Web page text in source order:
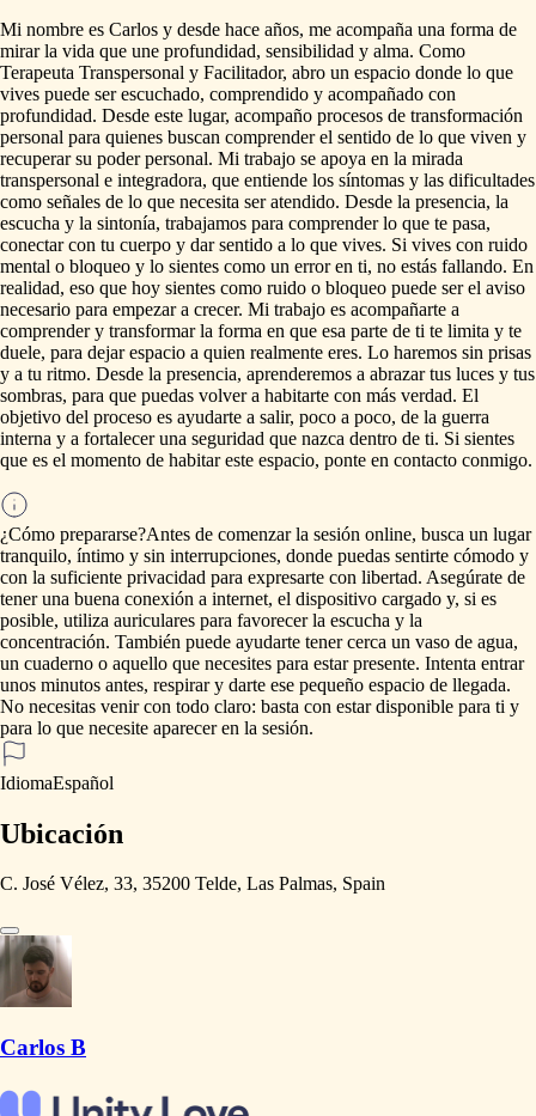
Mi nombre es Carlos y desde hace años, me acompaña una forma de
mirar la vida que une profundidad, sensibilidad y alma. Como
Terapeuta Transpersonal y Facilitador, abro un espacio donde lo que
vives puede ser escuchado, comprendido y acompañado con
profundidad. Desde este lugar, acompaño procesos de transformación
personal para quienes buscan comprender el sentido de lo que viven y
recuperar su poder personal. Mi trabajo se apoya en la mirada
transpersonal e integradora, que entiende los síntomas y las dificultades
como señales de lo que necesita ser atendido. Desde la presencia, la
escucha y la sintonía, trabajamos para comprender lo que te pasa,
conectar con tu cuerpo y dar sentido a lo que vives. Si vives con ruido
mental o bloqueo y lo sientes como un error en ti, no estás fallando. En
realidad, eso que hoy sientes como ruido o bloqueo puede ser el aviso
necesario para empezar a crecer. Mi trabajo es acompañarte a
comprender y transformar la forma en que esa parte de ti te limita y te
duele, para dejar espacio a quien realmente eres. Lo haremos sin prisas
y a tu ritmo. Desde la presencia, aprenderemos a abrazar tus luces y tus
sombras, para que puedas volver a habitarte con más verdad. El
objetivo del proceso es ayudarte a salir, poco a poco, de la guerra
interna y a fortalecer una seguridad que nazca dentro de ti. Si sientes
que es el momento de habitar este espacio, ponte en contacto conmigo.
¿Cómo prepararse?Antes de comenzar la sesión online, busca un lugar
tranquilo, íntimo y sin interrupciones, donde puedas sentirte cómodo y
con la suficiente privacidad para expresarte con libertad. Asegúrate de
tener una buena conexión a internet, el dispositivo cargado y, si es
posible, utiliza auriculares para favorecer la escucha y la
concentración. También puede ayudarte tener cerca un vaso de agua,
un cuaderno o aquello que necesites para estar presente. Intenta entrar
unos minutos antes, respirar y darte ese pequeño espacio de llegada.
No necesitas venir con todo claro: basta con estar disponible para ti y
para lo que necesite aparecer en la sesión.
IdiomaEspañol
Ubicación
C. José Vélez, 33, 35200 Telde, Las Palmas, Spain
Carlos B